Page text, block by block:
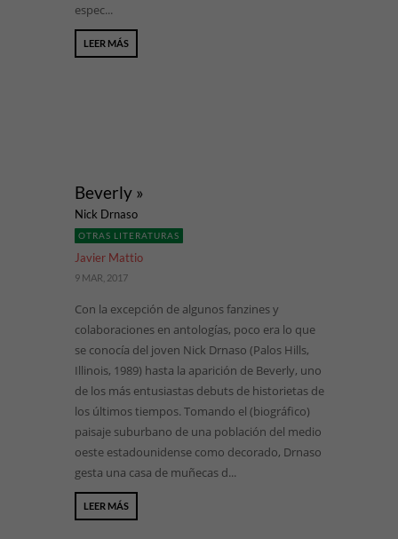
espec...
LEER MÁS
Beverly »
Nick Drnaso
OTRAS LITERATURAS
Javier Mattio
9 MAR, 2017
Con la excepción de algunos fanzines y
colaboraciones en antologías, poco era lo que
se conocía del joven Nick Drnaso (Palos Hills,
Illinois, 1989) hasta la aparición de Beverly, uno
de los más entusiastas debuts de historietas de
los últimos tiempos. Tomando el (biográfico)
paisaje suburbano de una población del medio
oeste estadounidense como decorado, Drnaso
gesta una casa de muñecas d...
LEER MÁS